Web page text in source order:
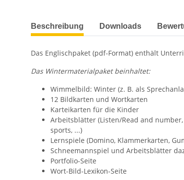
weitere Registerkarten anzeigen
Beschreibung Downloads
Das Englischpaket (pdf-Format) enthält
Das Wintermaterialpaket beinhaltet:
Wimmelbild: Winter (z. B. als
12 Bildkarten und Wortkarten
Karteikarten für die Kinder
Arbeitsblätter (Listen/Read and
sports, ...)
Lernspiele (Domino, Klammerkarten,
Schneemannspiel und Arbeitsblätter
Portfolio-Seite
Wort-Bild-Lexikon-Seite